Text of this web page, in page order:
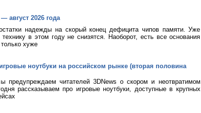
август 2026 года
надежды на скорый конец дефицита чипов памяти. Уже
в этом году не снизятся. Наоборот, есть все основания
хуже
ноутбуки на российском рынке (вторая половина
предупреждаем читателей 3DNews о скором и неотвратимом
рассказываем про игровые ноутбуки, доступные в крупных